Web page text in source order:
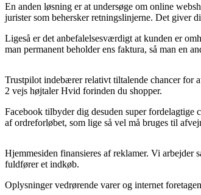
En anden løsning er at undersøge om online
jurister som behersker retningslinjerne. Det giver
Ligeså er det anbefalelsesværdigt at kunden er
man permanent beholder ens faktura, så man en
Trustpilot indebærer relativt tiltalende chancer for
2 vejs højtaler Hvid forinden du shopper.
Facebook tilbyder dig desuden super
af ordreforløbet, som lige så vel må bruges til
Hjemmesiden finansieres af reklamer. Vi arbejder
fuldfører et indkøb.
Oplysninger vedrørende varer og internet